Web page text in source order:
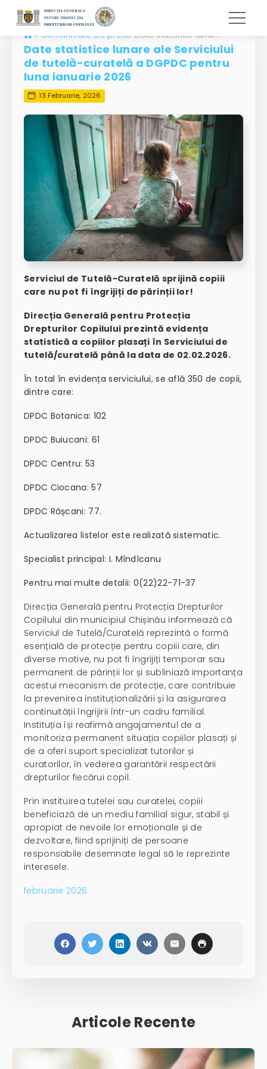
» Comunicate de presă Date statistice lunare ale Serviciului de tutelă-curatelă a DGPDC pentru luna ianuarie 2026
Date statistice lunare ale Serviciului
de tutelă-curatelă a DGPDC pentru
luna ianuarie 2026
13 Februarie, 2026
Serviciul de Tutelă-Curatelă sprijină copiii
care nu pot fi îngrijiți de părinții lor!
Direcția Generală pentru Protecția
Drepturilor Copilului prezintă evidența
statistică a copiilor plasați în Serviciului de
tutelă/curatelă până la data de 02.02.2026.
În total în evidența serviciului, se află 350 de copii,
dintre care:
DPDC Botanica: 102
DPDC Buiucani: 61
DPDC Centru: 53
DPDC Ciocana: 57
DPDC Râșcani: 77.
Actualizarea listelor este realizată sistematic.
Specialist principal: I. Mîndîcanu
Pentru mai multe detalii: 0(22)22-71-37
Direcția Generală pentru Protecția Drepturilor
Copilului din municipiul Chișinău informează că
Serviciul de Tutelă/Curatelă reprezintă o formă
esențială de protecție pentru copiii care, din
diverse motive, nu pot fi îngrijiți temporar sau
permanent de părinții lor și subliniază importanța
acestui mecanism de protecție, care contribuie
la prevenirea instituționalizării și la asigurarea
continuității îngrijirii într-un cadru familial.
Instituția își reafirmă angajamentul de a
monitoriza permanent situația copiilor plasați și
de a oferi suport specializat tutorilor și
curatorilor, în vederea garantării respectării
drepturilor fiecărui copil.
Prin instituirea tutelei sau curatelei, copiii
beneficiază de un mediu familial sigur, stabil și
apropiat de nevoile lor emoționale și de
dezvoltare, fiind sprijiniți de persoane
responsabile desemnate legal să le reprezinte
interesele.
februarie 2026
Articole Recente